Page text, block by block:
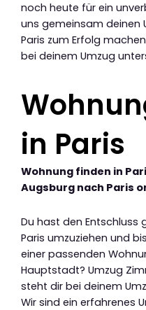
noch heute für ein
uns gemeinsam deinen
Paris zum Erfolg
bei deinem Umzug
in Paris
Wohnung finden in
Augsburg nach Paris
Du hast den Entschluss
Paris umzuziehen und
einer passenden
Hauptstadt? Umzug
steht dir bei deinem
Wir sind ein erfahrenes